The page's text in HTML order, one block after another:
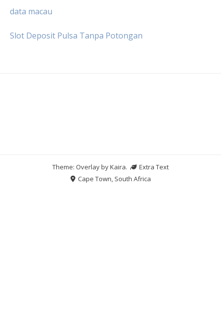
data macau
Slot Deposit Pulsa Tanpa Potongan
Theme: Overlay byKaira.
Extra Text
Cape Town, South Africa